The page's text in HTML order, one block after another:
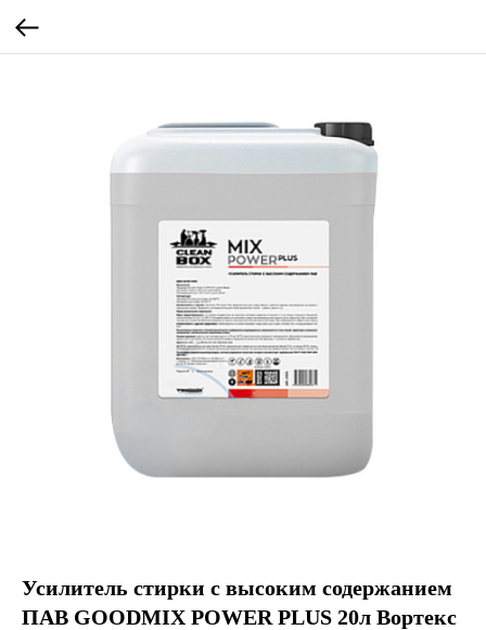
Усилитель стирки с высоким содержанием
ПАВ GOODMIX POWER PLUS 20л Вортекс